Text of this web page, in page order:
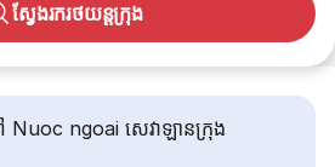
ស្វែងរករថយន្តក្រុង
ngoai សេវាឡានក្រុង